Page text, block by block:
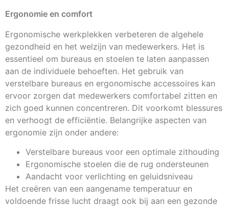
Ergonomie en comfort
Ergonomische werkplekken verbeteren de algehele
gezondheid en het welzijn van medewerkers. Het is
essentieel om bureaus en stoelen te laten aanpassen
aan de individuele behoeften. Het gebruik van
verstelbare bureaus en ergonomische accessoires kan
ervoor zorgen dat medewerkers comfortabel zitten en
zich goed kunnen concentreren. Dit voorkomt blessures
en verhoogt de efficiëntie. Belangrijke aspecten van
ergonomie zijn onder andere:
Verstelbare bureaus voor een optimale zithouding
Ergonomische stoelen die de rug ondersteunen
Aandacht voor verlichting en geluidsniveau
Het creëren van een aangename temperatuur en
voldoende frisse lucht draagt ook bij aan een gezonde